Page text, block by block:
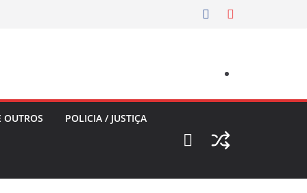
OUTROS POLICIA / JUSTIÇA